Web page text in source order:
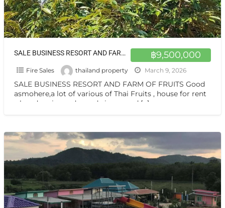
฿9,500,000
SALE BUSINESS RESORT AND FARM OF FRUITS Good asmohere,a lot of various of Thai Fruits , house for rent ,closed main road ,good view ,good natural Everything here is perfectly
Fire Sales thailand property March 9, 2026
SALE BUSINESS RESORT AND FARM OF FRUITS Good
asmohere,a lot of various of Thai Fruits , house for rent
,closed main road ,good view ,good […]